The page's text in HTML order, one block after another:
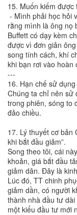
15. Muốn kiếm
- Mình phải học hỏi
rằng mình là ông nọ
Buffett có dạy kèm
được vì đơn giản
song tính cách, khí
khi bạn rơi vào hoàn
---
16. Hạn chế sử
Chúng ta chỉ nên sử
trong phiên, sóng to
đảo chiều.
17. Lý thuyết cơ bản
khi bắt đầu giảm”.
Song theo tôi, cái
khoản, giá bắt đầu
giảm dân. Đây là
Lúc đó, TT chinh
giảm dần, có người
thành nhà đầu tư
một kiểu đầu tư mới